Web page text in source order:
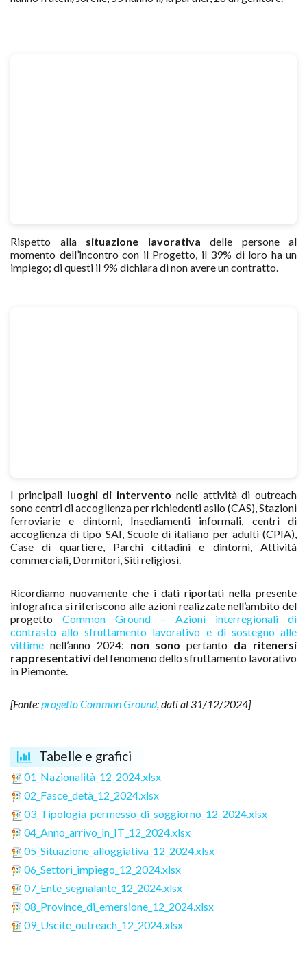
Rispetto alla situazione lavorativa delle persone al
momento dell’incontro con il Progetto, il 39% di loro ha un
impiego; di questi il 9% dichiara di non avere un contratto.
I principali luoghi di intervento nelle attività di outreach
sono centri di accoglienza per richiedenti asilo (CAS), Stazioni
ferroviarie e dintorni, Insediamenti informali, centri di
accoglienza di tipo SAI, Scuole di italiano per adulti (CPIA),
Case di quartiere, Parchi cittadini e dintorni, Attività
commerciali, Dormitori, Siti religiosi.
Ricordiamo nuovamente che i dati riportati nella presente
infografica si riferiscono alle azioni realizzate nell’ambito del
progetto Common Ground – Azioni interregionali di
contrasto allo sfruttamento lavorativo e di sostegno alle
vittime nell’anno 2024: non sono pertanto da ritenersi
rappresentatividel fenomeno dello sfruttamento lavorativo
in Piemonte.
[Fonte:progetto Common Ground, dati al 31/12/2024]
Tabelle e grafici
01_Nazionalità_12_2024.xlsx
02_Fasce_detà_12_2024.xlsx
03_Tipologia_permesso_di_soggiorno_12_2024.xlsx
04_Anno_arrivo_in_IT_12_2024.xlsx
05_Situazione_alloggiativa_12_2024.xlsx
06_Settori_impiego_12_2024.xlsx
07_Ente_segnalante_12_2024.xlsx
08_Province_di_emersione_12_2024.xlsx
09_Uscite_outreach_12_2024.xlsx